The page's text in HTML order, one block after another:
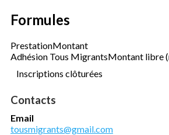
Formules
PrestationMontant
Adhésion Tous MigrantsMontant libre
Inscriptions clôturées
Contacts
Email
tousmigrants@gmail.com